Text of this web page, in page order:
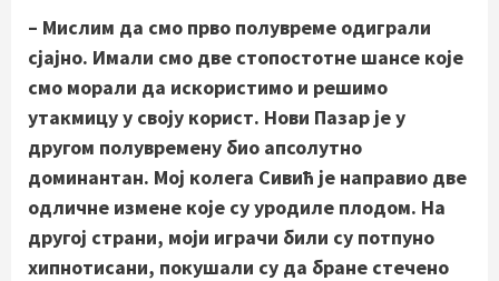
– Мислим да смо прво полувреме одиграли
сјајно. Имали смо две стопостотне шансе које
смо морали да искористимо и решимо
утакмицу у своју корист. Нови Пазар је у
другом полувремену био апсолутно
доминантан. Мој колега Сивић је направио две
одличне измене које су уродиле плодом. На
другој страни, моји играчи били су потпуно
хипнотисани, покушали су да бране стечено